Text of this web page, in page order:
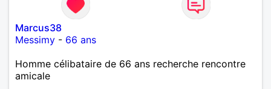
Marcus38
Messimy - 66 ans
Homme célibataire de 66 ans recherche rencontre
amicale